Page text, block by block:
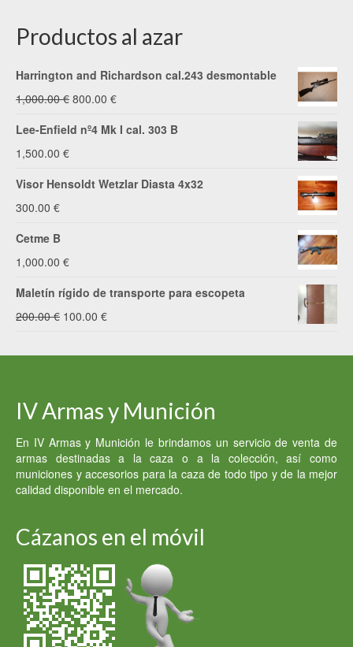
Productos al azar
Harrington and Richardson cal.243 desmontable
1,000.00€ El
precio
1,000.00 €.
800.00 €El
precio
800.00 €.
Lee-Enfield nº4 Mk I cal. 303 B
1,500.00 €
Visor Hensoldt Wetzlar Diasta 4x32
300.00 €
Cetme B
1,000.00 €
Maletín rígido de transporte para escopeta
200.00€ El
200.00 €.
100.00 €El
100.00 €.
IV Armas y Munición
En IV Armas y Munición le brindamos un servicio de venta de
armas destinadas a la caza o a la colección, así como
municiones y accesorios para la caza de todo tipo y de la mejor
calidad disponible en el mercado.
Cázanos en el móvil